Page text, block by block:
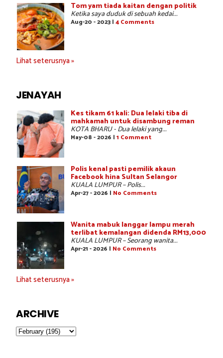
Tom yam tiada kaitan dengan politik
Ketika saya duduk di sebuah kedai...
Aug-20 - 2023 | 4 Comments
Lihat seterusnya »
JENAYAH
Kes tikam 61 kali: Dua lelaki tiba di
mahkamah untuk disambung reman
KOTA BHARU - Dua lelaki yang...
May-08 - 2026 | 1 Comment
Polis kenal pasti pemilik akaun
Facebook hina Sultan Selangor
KUALA LUMPUR – Polis...
Apr-27 - 2026 | No Comments
Wanita mabuk langgar lampu merah
terlibat kemalangan didenda RM13,000
KUALA LUMPUR – Seorang wanita...
Apr-21 - 2026 | No Comments
Lihat seterusnya »
ARCHIVE